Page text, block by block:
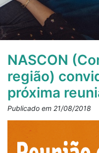
NASCON
região)
próxima
Publicado em 21/08/2018